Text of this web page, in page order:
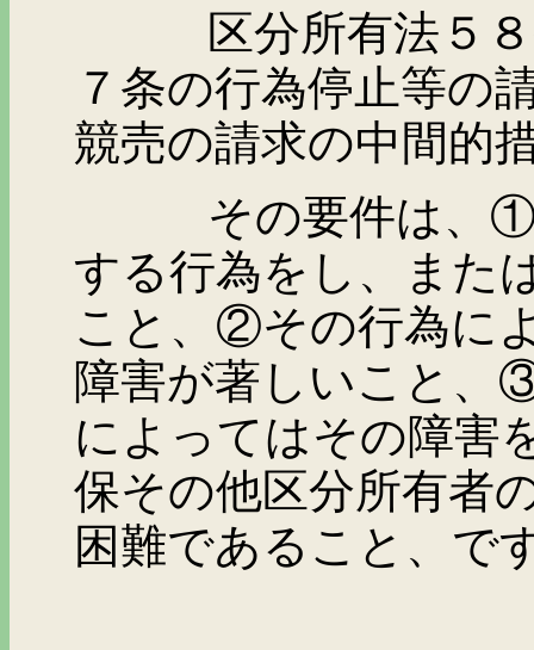
区分所有法５８条
７条の行為停止等の
競売の請求の中間的
その要件は、①区
する行為をし、また
こと、②その行為に
障害が著しいこと、
によってはその障害
保その他区分所有者
困難であること、で